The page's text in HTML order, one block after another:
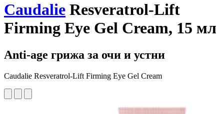
Caudalie Resveratrol-Lift
Firming Eye Gel Cream, 15 мл
Anti-age грижа за очи и устни
Caudalie Resveratrol-Lift Firming Eye Gel Cream